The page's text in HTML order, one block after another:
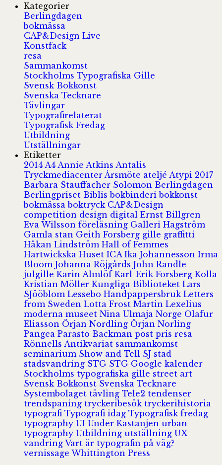
Kategorier
Berlingdagen
bokmässa
CAP&Design Live
Konstfack
resa
Sammankomst
Stockholms Typografiska Gille
Svensk Bokkonst
Svenska Tecknare
Tävlingar
Typografirelaterat
Typografisk Fredag
Utbildning
Utställningar
Etiketter
2014 A4 Annie Atkins Antalis
Tryckmediacenter Årsmöte ateljé Atypi 2017
Barbara Stauffacher Solomon Berlingdagen
Berlingpriset Biblisbokbinderibokkonst
bokmässaboktryck CAP&Design
competition design digital Ernst Billgren
Eva Wilsson föreläsning Galleri Hagström
Gamla stan Geith Forsberg gille graffitti
Håkan Lindström Hall of Femmes
Hartwickska Huset ICA Ika Johannesson Irma
Bloom Johanna Röjgårds John Randle
julgille Karin Almlöf Karl-Erik Forsberg Kolla
Kristian Möller Kungliga Biblioteket Lars
SJööblom Lessebo Handpappersbruk Letters
from Sweden Lotta Frost Martin Lexelius
moderna museet Nina Ulmaja Norge Olafur
Eliasson Örjan Nordling Örjan Norling
Pangea Parasto Backman post pris resa
Rönnells Antikvariat sammankomst
seminarium Show and Tell SJ stad
stadsvandring STG STG Google kalender
Stockholms typografiska gille street art
Svensk Bokkonst Svenska Tecknare
Systembolaget tävling Tele2 tendenser
trendspaning tryckeribesök tryckerihistoria
typografi Typografi idag Typografisk fredag
typography UI Under Kastanjen urban
typography Utbildning utställning UX
vandring Vart är typografin på väg?
vernissage Whittington Press